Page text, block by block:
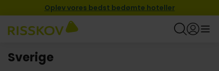
Oplev vores bedst bedømte hoteller
Sverige